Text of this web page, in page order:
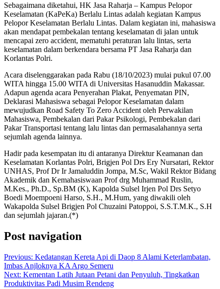
Sebagaimana diketahui, HK Jasa Raharja – Kampus Pelopor
Keselamatan (KaPeKa) Berlalu Lintas adalah kegiatan Kampus
Pelopor Keselamatan Berlalu Lintas. Dalam kegiatan ini, mahasiswa
akan mendapat pembekalan tentang keselamatan di jalan untuk
mencapai zero accident, mematuhi peraturan lalu lintas, serta
keselamatan dalam berkendara bersama PT Jasa Raharja dan
Korlantas Polri.
Acara diselenggarakan pada Rabu (18/10/2023) mulai pukul 07.00
WITA hingga 15.00 WITA di Universitas Hasanuddin Makassar.
Adapun agenda acara Penyerahan Plakat, Penyematan PIN,
Deklarasi Mahasiswa sebagai Pelopor Keselamatan dalam
mewujudkan Road Safety To Zero Accident oleh Perwakilan
Mahasiswa, Pembekalan dari Pakar Psikologi, Pembekalan dari
Pakar Transportasi tentang lalu lintas dan permasalahannya serta
sejumlah agenda lainnya.
Hadir pada kesempatan itu di antaranya Direktur Keamanan dan
Keselamatan Korlantas Polri, Brigjen Pol Drs Ery Nursatari, Rektor
UNHAS, Prof Dr Ir Jamaluddin Jompa, M.Sc, Wakil Rektor Bidang
Akademik dan Kemahasiswaan Prof drg Muhammad Ruslin,
M.Kes., Ph.D., Sp.BM (K), Kapolda Sulsel Irjen Pol Drs Setyo
Boedi Moempoeni Harso, S.H., M.Hum, yang diwakili oleh
Wakapolda Sulsel Brigjen Pol Chuzaini Patoppoi, S.S.T.M.K., S.H
dan sejumlah jajaran.(*)
Post navigation
Previous: Kedatangan Kereta Api di Daop 8 Alami Keterlambatan,
Imbas Anjloknya KA Argo Semeru
Next: Kementan Latih Jutaan Petani dan Penyuluh, Tingkatkan
Produktivitas Padi Musim Rendeng